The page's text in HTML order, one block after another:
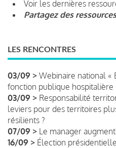
Voir les dernières
Partagez des ressources
LES RENCONTRES
03/09 > Webinaire national «
fonction publique hospitalière
03/09 > Responsabilité
leviers pour des territoires
résilients ?
07/09 > Le manager
16/09 > Élection